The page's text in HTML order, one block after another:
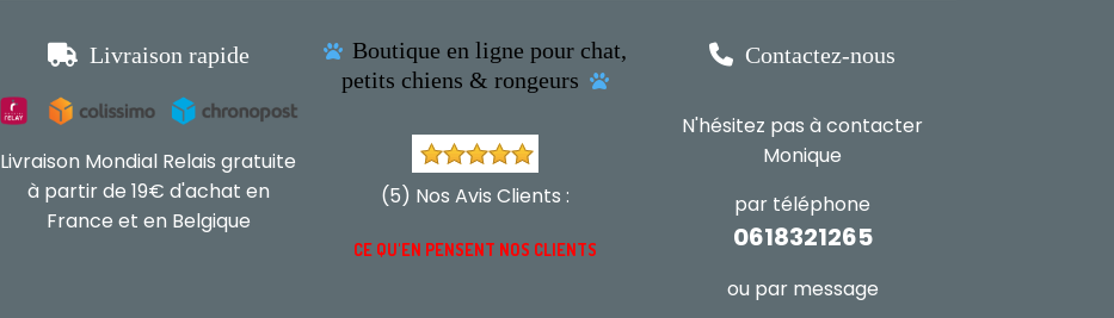
 Livraison rapide
Livraison Mondial Relais gratuite
à partir de 19€ d'achat en
France et en Belgique
 Boutique en ligne pour chat,
petits chiens & rongeurs

(5) Nos Avis Clients :
CE QU'EN PENSENT NOS CLIENTS
 Contactez-nous
N'hésitez pas à contacter
Monique
par téléphone
0618321265
ou par message